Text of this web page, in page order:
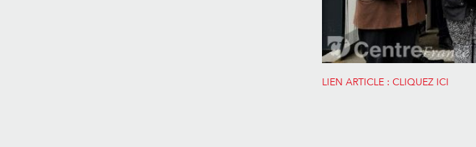
LIEN ARTICLE : CLIQUEZ ICI